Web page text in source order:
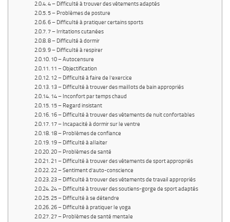
4 – Difficulté à trouver des vêtements adaptés
5 – Problèmes de posture
6 – Difficulté à pratiquer certains sports
7 – Irritations cutanées
8 – Difficulté à dormir
9 – Difficulté à respirer
10 – Autocensure
11 – Objectification
12 – Difficulté à faire de l’exercice
13 – Difficulté à trouver des maillots de bain appropriés
14 – Inconfort par temps chaud
15 – Regard insistant
16 – Difficulté à trouver des vêtements de nuit confortables
17 – Incapacité à dormir sur le ventre
18 – Problèmes de confiance
19 – Difficulté à allaiter
20 – Problèmes de santé
21 – Difficulté à trouver des vêtements de sport appropriés
22 – Sentiment d’auto-conscience
23 – Difficulté à trouver des vêtements de travail appropriés
24 – Difficulté à trouver des soutiens-gorge de sport adaptés
25 – Difficulté à se détendre
26 – Difficulté à pratiquer le yoga
27 – Problèmes de santé mentale